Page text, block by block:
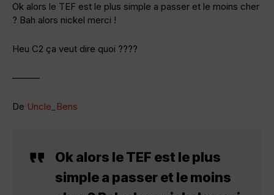
Ok alors le TEF est le plus simple a passer et le moins cher
? Bah alors nickel merci !
Heu C2 ça veut dire quoi ????
———
De Uncle_Bens
Ok alors le TEF est le plus
simple a passer et le moins